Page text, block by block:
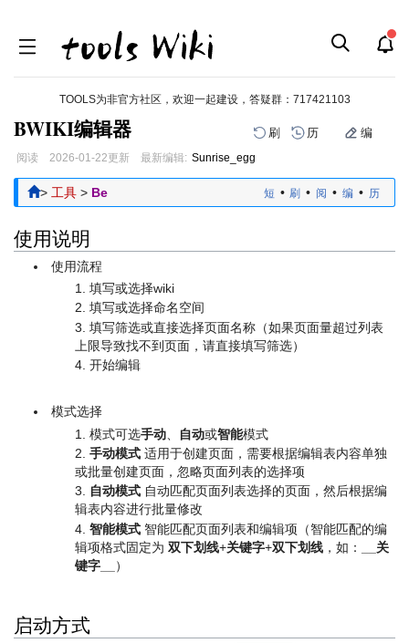
TOOLS为非官方社区，欢迎一起建设，答疑群： 717421103
BWIKI编辑器 刷 历 编
阅读 2026-01-22更新 最新编辑: Sunrise_egg
到
航
到
索
> 工具 > Be 短 • 刷 • 阅 • 编 • 历
使用说明
使用流程
填写或选择wiki
填写或选择命名空间
填写筛选或直接选择页面名称（如果页面量超过列表
上限导致找不到页面，请直接填写筛选）
开始编辑
模式选择
模式可选手动 自动或智能模式
手动模式 适用于创建页面，需要根据编辑表内容单独
或批量创建页面，忽略页面列表的选择项
自动模式 自动匹配页面列表选择的页面，然后根据编
辑表内容进行批量修改
智能模式 智能匹配页面列表和编辑项（智能匹配的编
辑项格式固定为双下划线+关键字+双下划线 ，如：
__关
键字__
）
启动方式